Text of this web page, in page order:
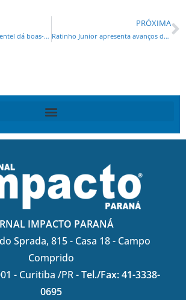
Prefeito Eduardo Pimentel dá boas-vindas aos novos procuradores municipais
PRÓXIMA
Ratinho Junior apresenta avanços do Paraná a associação de incorpordores imobiliários
IMPACTO PARANÁ
Sprada, 815 - Casa 18 - Campo
Comprido
- Curitiba /PR -Tel./Fax: 41-3338-
0695